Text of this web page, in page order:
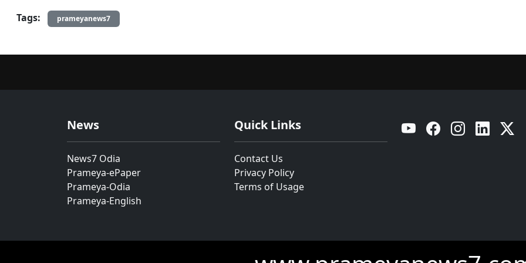
Tags: prameyanews7
News
News7 Odia
Prameya-ePaper
Prameya-Odia
Prameya-English
Quick Links
Contact Us
Privacy Policy
Terms of Usage
YouTube Facebook Instagram